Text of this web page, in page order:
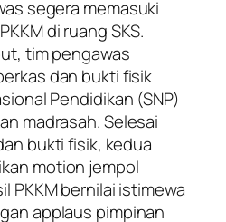
segera memasuki
di ruang SKS.
tim pengawas
dan bukti fisik
Pendidikan (SNP)
madrasah. Selesai
bukti fisik, kedua
motion jempol
PKKM bernilai istimewa
applaus pimpinan